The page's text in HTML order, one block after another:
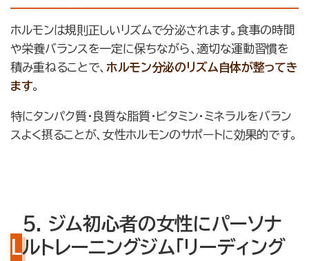
ホルモンは規則正しいリズムで分泌されます。食事の時間
や栄養バランスを一定に保ちながら、適切な運動習慣を
積み重ねることで、 ホルモン分泌のリズム自体が整ってき
ます。
特にタンパク質・良質な脂質・ビタミン・ミネラルをバラン
スよく摂ることが、女性ホルモンのサポートに効果的です。
5. ジム初心者の女性にパーソナ
ルトレーニングジム「リーディング